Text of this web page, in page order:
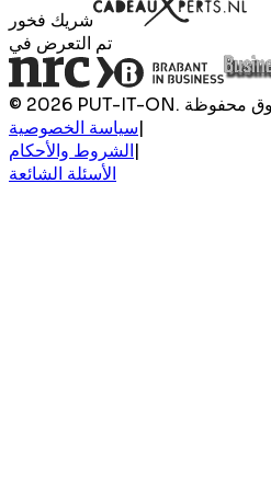
شريك فخور
تم التعرض في
سياسة الخصوصية|
الشروط والأحكام|
الأسئلة الشائعة